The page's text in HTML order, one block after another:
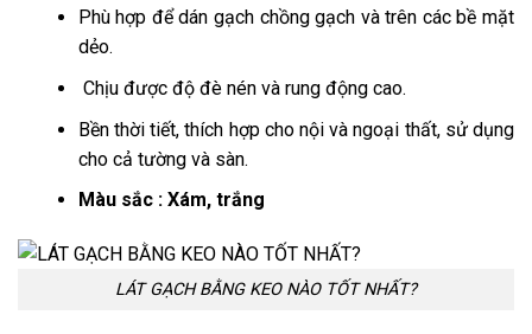
Phù hợp để dán gạch chồng gạch và trên các bề mặt
dẻo.
Chịu được độ đè nén và rung động cao.
Bền thời tiết, thích hợp cho nội và ngoại thất, sử dụng
cho cả tường và sàn.
Màu sắc : Xám, trắng
LÁT GẠCH BẰNG KEO NÀO TỐT NHẤT?